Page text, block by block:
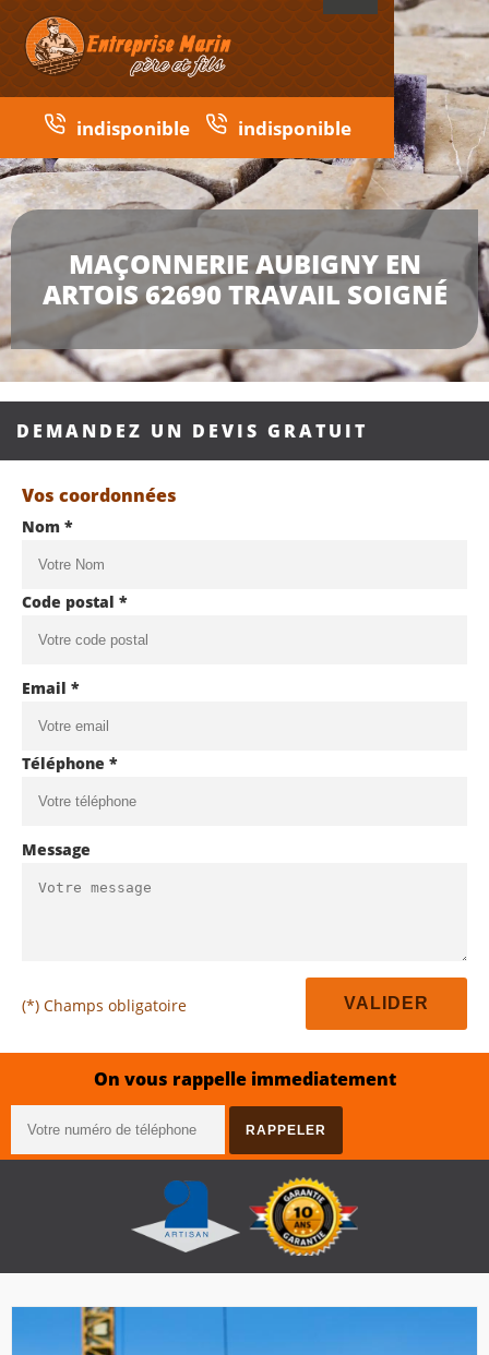
indisponible indisponible
MAÇONNERIE AUBIGNY EN
ARTOIS 62690 TRAVAIL SOIGNÉ
DEMANDEZ UN DEVIS GRATUIT
Vos coordonnées
Nom *
Code postal *
Email *
Téléphone *
Message
(*) Champs obligatoire
On vous rappelle immediatement